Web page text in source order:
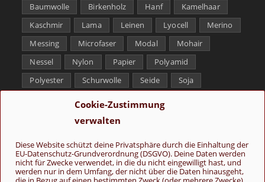
Cookie-Zustimmung
verwalten
Diese Website schützt deine Privatsphäre durch die Einhaltung der
EU-Datenschutz-Grundverordnung (DSGVO). Deine Daten werden
nicht für Zwecke verwendet, in die du nicht eingewilligt hast, und
werden nur in dem Umfang, der nicht über die Daten hinausgeht,
Baumwolle
Birkenholz Hanf
Kamelhaar
Kaschmir
Lama Leinen Lyocell
Merino
Messing
Microfaser Modal
Mohair
Nessel
Nylon Papier
Polyamid
Polyester
Schurwolle Seide
Soja
Tencel
Yak
Folge uns